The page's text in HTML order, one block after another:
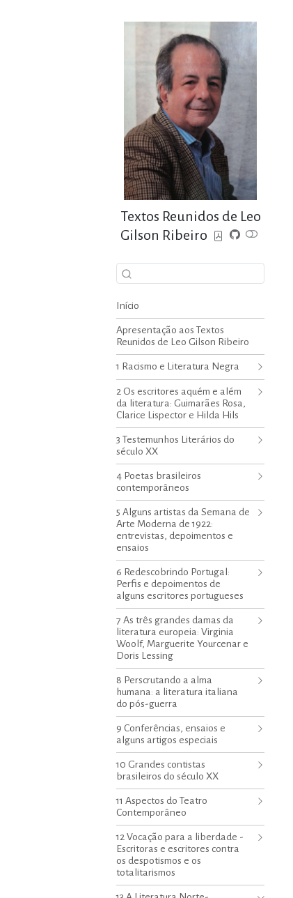
Textos Reunidos de Leo
Gilson Ribeiro
Início
Apresentação aos Textos
Reunidos de Leo Gilson Ribeiro
1 Racismo e Literatura Negra
2 Os escritores aquém e além
da literatura: Guimarães Rosa,
Clarice Lispector e Hilda Hils
3 Testemunhos Literários do
século XX
4 Poetas brasileiros
contemporâneos
5 Alguns artistas da Semana de
Arte Moderna de 1922:
entrevistas, depoimentos e
ensaios
6 Redescobrindo Portugal:
Perfis e depoimentos de
alguns escritores portugueses
7 As três grandes damas da
literatura europeia: Virginia
Woolf, Marguerite Yourcenar e
Doris Lessing
8 Perscrutando a alma
humana: a literatura italiana
do pós-guerra
9 Conferências, ensaios e
alguns artigos especiais
10 Grandes contistas
brasileiros do século XX
11 Aspectos do Teatro
Contemporâneo
12 Vocação para a liberdade -
Escritoras e escritores contra
os despotismos e os
totalitarismos